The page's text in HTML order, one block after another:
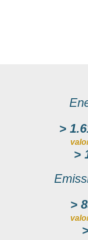
>
>
>